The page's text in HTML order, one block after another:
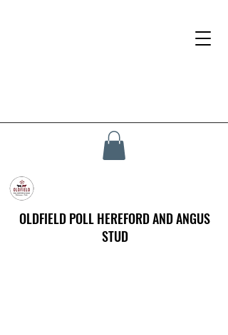
OLDFIELD POLL HEREFORD AND ANGUS
STUD